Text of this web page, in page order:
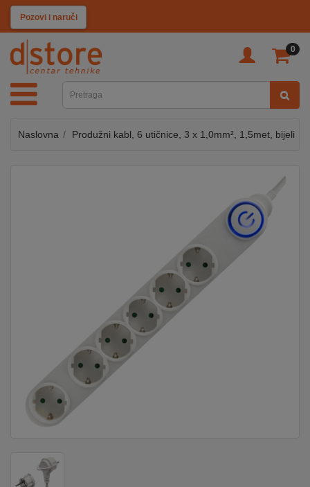
Pozovi i naruči
0
KATEGORIJE
TV
SAT
MOBILNI
ENERGIJA
KLIMATIZACIJA
Naslovna Produžni kabl, 6 utičnice, 3 x 1,0mm², 1,5met, bijeli